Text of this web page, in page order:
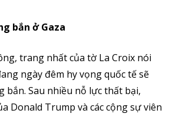
bắn ở Gaza
trang nhất của tờ La Croix nói
ngày đêm hy vọng quốc tế sẽ
bắn. Sau nhiều nỗ lực thất bại,
Donald Trump và các cộng sự viên